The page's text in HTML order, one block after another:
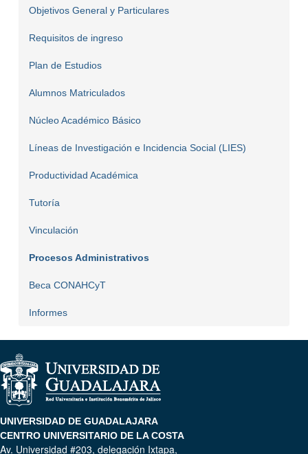
Objetivos General y Particulares
Requisitos de ingreso
Plan de Estudios
Alumnos Matriculados
Núcleo Académico Básico
Líneas de Investigación e Incidencia Social (LIES)
Productividad Académica
Tutoría
Vinculación
Procesos Administrativos
Beca CONAHCyT
Informes
UNIVERSIDAD DE GUADALAJARA
CENTRO UNIVERSITARIO DE LA COSTA
Av. Universidad #203, delegación Ixtapa,